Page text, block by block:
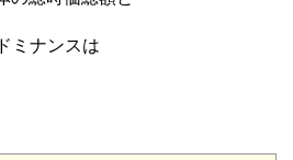
ミナンスは